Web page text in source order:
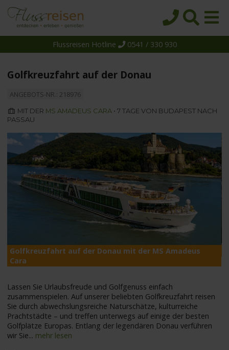
Reedereien
Schiffe
Über uns
Wissen
Flussreisen Hotline 0541 / 330 930
Golfkreuzfahrt auf der Donau
ANGEBOTS-NR.: 218976
MIT DER MS AMADEUS CARA• 7 TAGE VON BUDAPEST NACH
PASSAU
Golfkreuzfahrt auf der Donau mit der MS Amadeus
Cara
Lassen Sie Urlaubsfreude und Golfgenuss einfach
zusammenspielen. Auf unserer beliebten Golfkreuzfahrt reisen
Sie durch abwechslungsreiche Naturschätze, kulturreiche
Prachtstädte – und treffen unterwegs auf einige der besten
Golfplätze Europas. Entlang der legendären Donau verführen
wir Sie... mehr lesen